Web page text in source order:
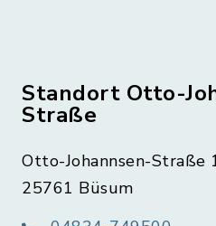
Standort Otto-
Straße
Otto-Johannsen-Straße
25761 Büsum